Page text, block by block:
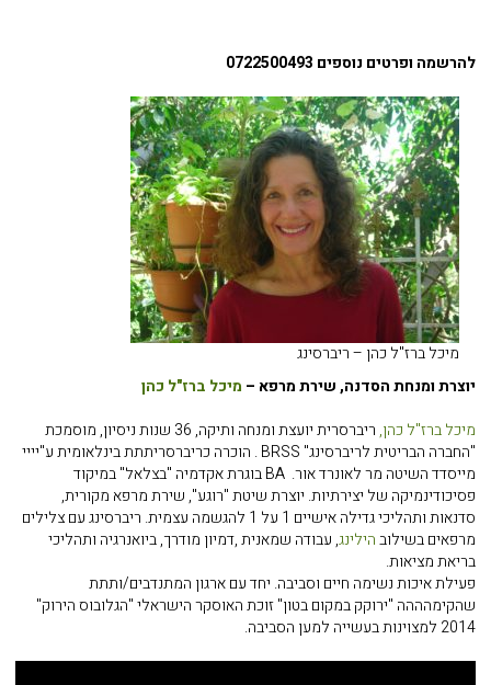
להרשמה ופרטים נוספים 0722500493
מיכל ברז"ל כהן – ריברסינג
יוצרת ומנחת הסדנה, שירת מרפא – מיכל ברז"ל כהן
מיכל ברז"ל כהן,
ריברסרית יועצת ומנחה ותיקה, 36 שנות ניסיון, מוסמכת
"החברה הבריטית לריברסינג" BRSS . הוכרה כריברסריתתת בינלאומית ע"יייי
מייסדד השיטה מר לאונרד אור. BA בוגרת אקדמיה "בצלאל" במיקוד
פסיכודינמיקה של יצירתיות. יוצרת שיטת "רוגע", שירת מרפא מקורית,
סדנאות ותהליכי גדילה אישיים 1 על 1 להגשמה עצמית. ריברסינג עם צלילים
מרפאים בשילובהילינג, עבודה שמאנית ,דמיון מודרך, ביואנרגיה ותהליכי
בריאת מציאות.
פעילת איכות נשימה חיים וסביבה. יחד עם ארגון המתנדבים/ותתת
שהקימהההה "ירוקק במקום בטון" זוכת האוסקר הישראלי "הגלובוס הירוק"
2014 למצוינות בעשייה למען הסביבה.